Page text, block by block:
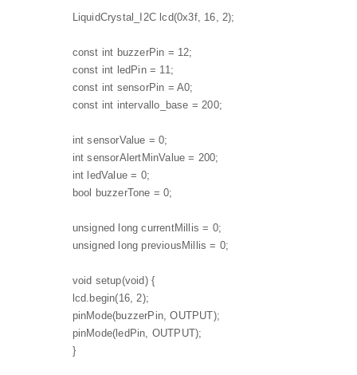
LiquidCrystal_I2C lcd(0x3f, 16, 2);
const int buzzerPin = 12;
const int ledPin = 11;
const int sensorPin = A0;
const int intervallo_base = 200;
int sensorValue = 0;
int sensorAlertMinValue = 200;
int ledValue = 0;
bool buzzerTone = 0;
unsigned long currentMillis = 0;
unsigned long previousMillis = 0;
void setup(void) {
lcd.begin(16, 2);
pinMode(buzzerPin, OUTPUT);
pinMode(ledPin, OUTPUT);
}